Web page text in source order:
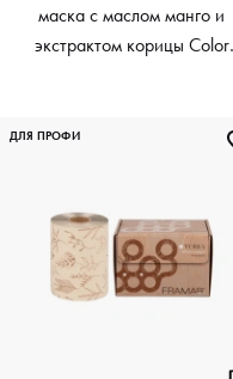
маска с маслом манго и
экстрактом корицы Color
ДЛЯ ПРОФИ